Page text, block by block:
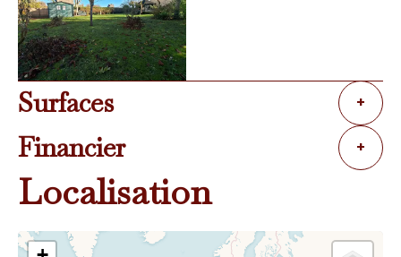
Surfaces +
Financier +
Localisation